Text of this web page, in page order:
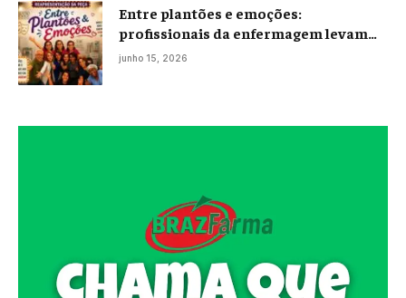
Entre plantões e emoções:
profissionais da enfermagem levam
histórias reais ao palco em Campos
junho 15, 2026